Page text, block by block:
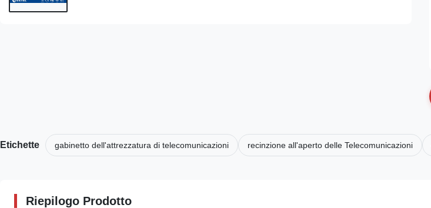
Etichette gabinetto dell'attrezzatura di telecomunicazioni recinzione all'aperto delle Telecomunicazioni
Riepilogo Prodotto